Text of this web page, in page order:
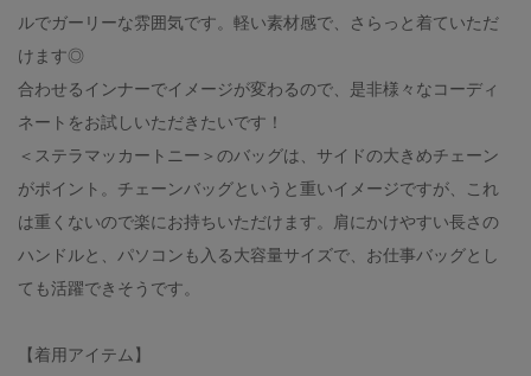
ルでガーリーな雰囲気です。軽い素材感で、さらっと着ていただ
けます◎
合わせるインナーでイメージが変わるので、是非様々なコーディ
ネートをお試しいただきたいです！
＜ステラマッカートニー＞のバッグは、サイドの大きめチェーン
がポイント。チェーンバッグというと重いイメージですが、これ
は重くないので楽にお持ちいただけます。肩にかけやすい長さの
ハンドルと、パソコンも入る大容量サイズで、お仕事バッグとし
ても活躍できそうです。
【着用アイテム】